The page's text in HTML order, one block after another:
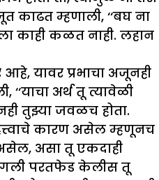
काढत म्हणाली, ‘‘बघ ना
काही कळत नाही. लहान
यावर प्रभाचा अजूनही
‘‘याचा अर्थ तू त्यावेळी
तुझ्या जवळच होता.
कारण असेल म्हणूनच
असा तू एकदाही
परतफेड केलीस तू